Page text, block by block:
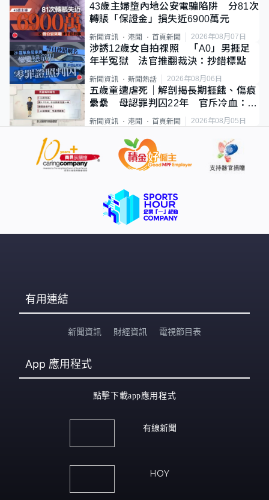
43歲主婦墮內地公安電騙陷阱 分81次
轉賬「保證金」損失近6900萬元
新聞資訊 港聞 首頁新聞 2026年08月07日
涉誘12歲女自拍祼照 「A0」男捱足
年半冤獄 法官推翻裁決：抄錯標點
新聞資訊 新聞熱話 2026年08月06日
五歲童遭虐死｜解剖揭長期捱餓、傷痕
纍纍 母認罪判囚22年 官斥冷血：同
類案最惡劣
新聞資訊 港聞 首頁新聞 2026年08月05日
有用連結
新聞資訊 財經資訊 電視節目表
App 應用程式
點擊下載app應用程式
有線新聞
HOY